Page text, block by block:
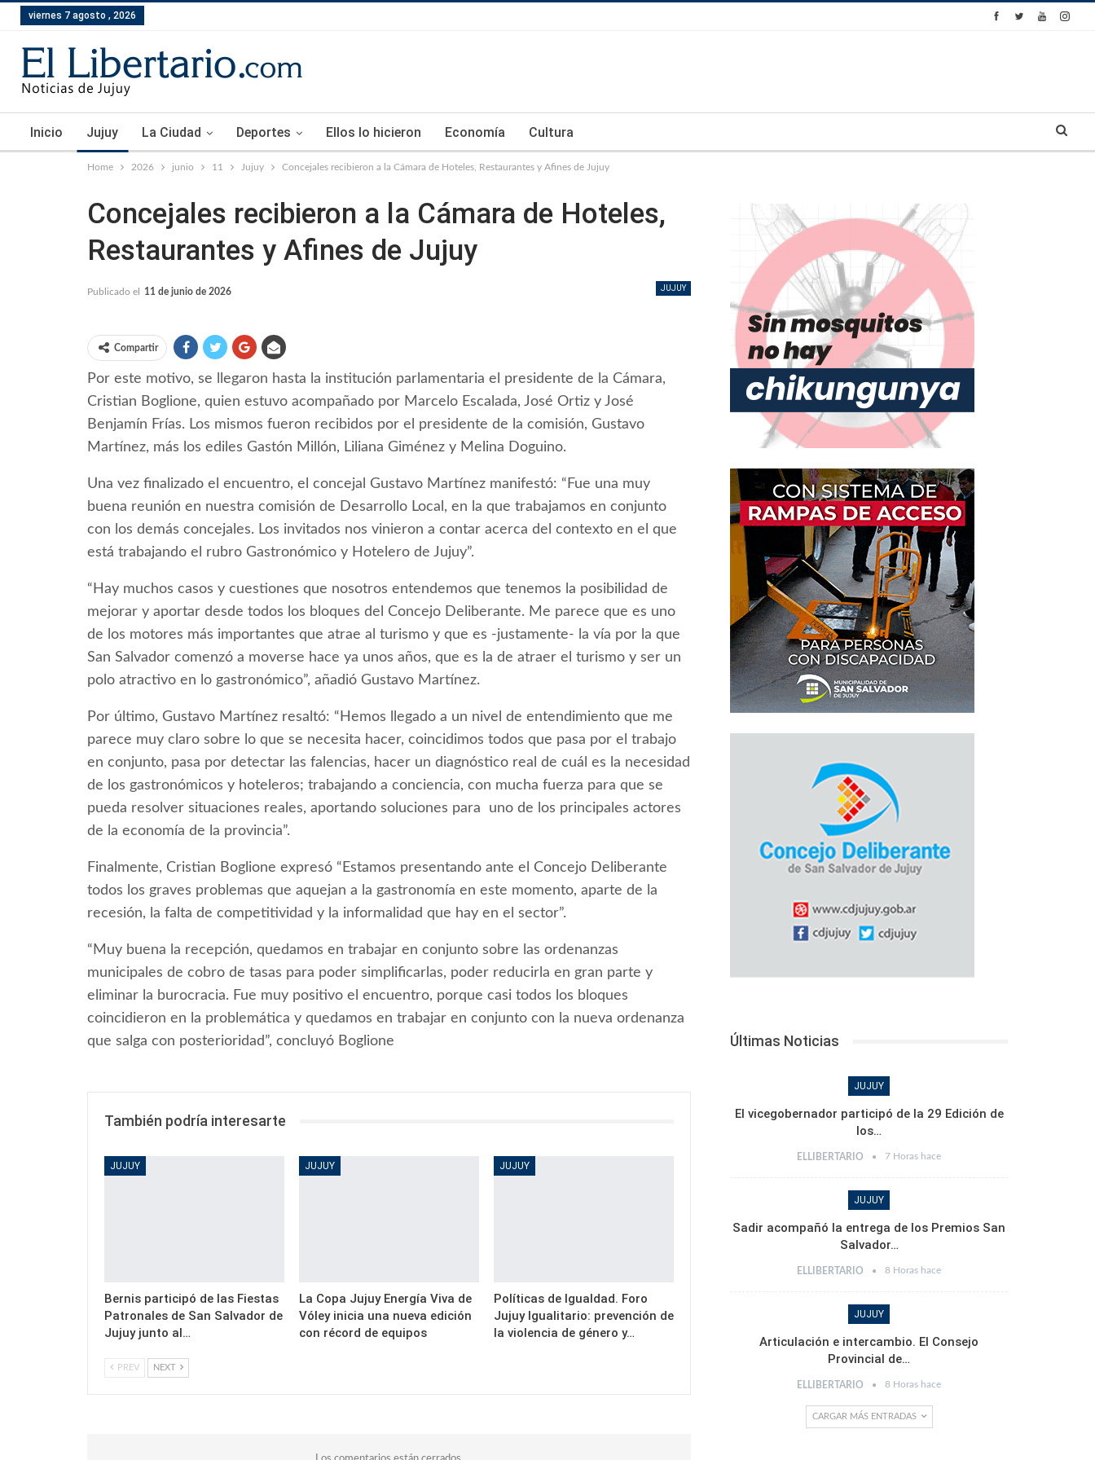
viernes 7 agosto , 2026
Inicio Jujuy La Ciudad Deportes Ellos lo hicieron Economía Cultura
Home 2026 junio 11 Jujuy Concejales recibieron a la Cámara de Hoteles, Restaurantes y Afines de Jujuy
Concejales recibieron a la Cámara de Hoteles,
Restaurantes y Afines de Jujuy
JUJUY
Publicado el 11 de junio de 2026
Compartir
Por este motivo, se llegaron hasta la institución parlamentaria el presidente de la Cámara,
Cristian Boglione, quien estuvo acompañado por Marcelo Escalada, José Ortiz y José
Benjamín Frías. Los mismos fueron recibidos por el presidente de la comisión, Gustavo
Martínez, más los ediles Gastón Millón, Liliana Giménez y Melina Doguino.
Una vez finalizado el encuentro, el concejal Gustavo Martínez manifestó: “Fue una muy
buena reunión en nuestra comisión de Desarrollo Local, en la que trabajamos en conjunto
con los demás concejales. Los invitados nos vinieron a contar acerca del contexto en el que
está trabajando el rubro Gastronómico y Hotelero de Jujuy”.
“Hay muchos casos y cuestiones que nosotros entendemos que tenemos la posibilidad de
mejorar y aportar desde todos los bloques del Concejo Deliberante. Me parece que es uno
de los motores más importantes que atrae al turismo y que es -justamente- la vía por la que
San Salvador comenzó a moverse hace ya unos años, que es la de atraer el turismo y ser un
polo atractivo en lo gastronómico”, añadió Gustavo Martínez.
Por último, Gustavo Martínez resaltó: “Hemos llegado a un nivel de entendimiento que me
parece muy claro sobre lo que se necesita hacer, coincidimos todos que pasa por el trabajo
en conjunto, pasa por detectar las falencias, hacer un diagnóstico real de cuál es la necesidad
de los gastronómicos y hoteleros; trabajando a conciencia, con mucha fuerza para que se
pueda resolver situaciones reales, aportando soluciones para uno de los principales actores
de la economía de la provincia”.
Finalmente, Cristian Boglione expresó “Estamos presentando ante el Concejo Deliberante
todos los graves problemas que aquejan a la gastronomía en este momento, aparte de la
recesión, la falta de competitividad y la informalidad que hay en el sector”.
“Muy buena la recepción, quedamos en trabajar en conjunto sobre las ordenanzas
municipales de cobro de tasas para poder simplificarlas, poder reducirla en gran parte y
eliminar la burocracia. Fue muy positivo el encuentro, porque casi todos los bloques
coincidieron en la problemática y quedamos en trabajar en conjunto con la nueva ordenanza
que salga con posterioridad”, concluyó Boglione
También podría interesarte
JUJUY
Bernis participó de las Fiestas
Patronales de San Salvador de
Jujuy junto al…
JUJUY
La Copa Jujuy Energía Viva de
Vóley inicia una nueva edición
con récord de equipos
JUJUY
Políticas de Igualdad. Foro
Jujuy Igualitario: prevención de
la violencia de género y…
PREV NEXT
Últimas Noticias
JUJUY
El vicegobernador participó de la 29 Edición de
los…
ELLIBERTARIO 7 Horas hace
JUJUY
Sadir acompañó la entrega de los Premios San
Salvador…
ELLIBERTARIO 8 Horas hace
JUJUY
Articulación e intercambio. El Consejo
Provincial de…
ELLIBERTARIO 8 Horas hace
CARGAR MÁS ENTRADAS